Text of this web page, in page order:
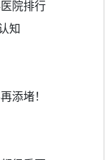
院排行
知
添堵！